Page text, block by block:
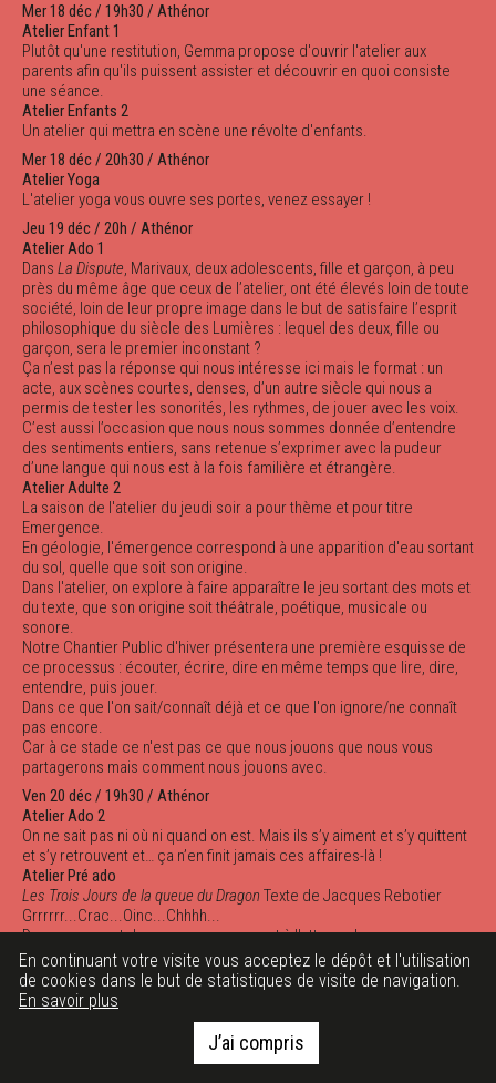
Mer 18 déc / 19h30 / Athénor
Atelier Enfant 1
Plutôt qu'une restitution, Gemma propose d'ouvrir l'atelier aux
parents afin qu'ils puissent assister et découvrir en quoi consiste
une séance.
Atelier Enfants 2
Un atelier qui mettra en scène une révolte d'enfants.
Mer 18 déc / 20h30 / Athénor
Atelier Yoga
L'atelier yoga vous ouvre ses portes, venez essayer !
Jeu 19 déc / 20h / Athénor
Atelier Ado 1
Dans La Dispute, Marivaux, deux adolescents, fille et garçon, à peu
près du même âge que ceux de l’atelier, ont été élevés loin de toute
société, loin de leur propre image dans le but de satisfaire l’esprit
philosophique du siècle des Lumières : lequel des deux, fille ou
garçon, sera le premier inconstant ?
Ça n’est pas la réponse qui nous intéresse ici mais le format : un
acte, aux scènes courtes, denses, d’un autre siècle qui nous a
permis de tester les sonorités, les rythmes, de jouer avec les voix.
C’est aussi l’occasion que nous nous sommes donnée d’entendre
des sentiments entiers, sans retenue s’exprimer avec la pudeur
d’une langue qui nous est à la fois familière et étrangère.
Atelier Adulte 2
La saison de l'atelier du jeudi soir a pour thème et pour titre
Emergence.
En géologie, l'émergence correspond à une apparition d'eau sortant
du sol, quelle que soit son origine.
Dans l'atelier, on explore à faire apparaître le jeu sortant des mots et
du texte, que son origine soit théâtrale, poétique, musicale ou
sonore.
Notre Chantier Public d'hiver présentera une première esquisse de
ce processus : écouter, écrire, dire en même temps que lire, dire,
entendre, puis jouer.
Dans ce que l'on sait/connaît déjà et ce que l'on ignore/ne connaît
pas encore.
Car à ce stade ce n'est pas ce que nous jouons que nous vous
partagerons mais comment nous jouons avec.
Ven 20 déc / 19h30 / Athénor
Atelier Ado 2
On ne sait pas ni où ni quand on est. Mais ils s’y aiment et s’y quittent
et s’y retrouvent et… ça n’en finit jamais ces affaires-là !
Atelier Pré ado
Les Trois Jours de la queue du Dragon Texte de Jacques Rebotier
Grrrrrr...Crac...Oinc...Chhhh...
Dragonneurs et dragonneuses passent à l'attaque !
Mots et sons n'ont qu'à bien se tenir, ils n'en feront qu'une bouchée !
Gratuit sans réservation
Toutes les restitutions se déroulent à Athénor
En continuant votre visite vous acceptez le dépôt et l'utilisation
de cookies dans le but de statistiques de visite de navigation.
En savoir plus
J’ai compris